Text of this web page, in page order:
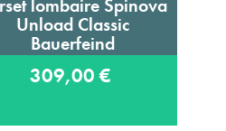
Ajouter au panier
lombaire Spinova
Unload Classic
Bauerfeind
309,00 €